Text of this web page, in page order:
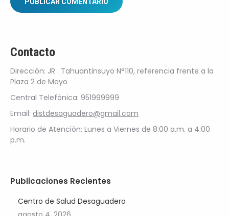
Contacto
Dirección: JR . Tahuantinsuyo N°110, referencia frente a la
Plaza 2 de Mayo
Central Telefónica: 951999999
Email: distdesaguadero@gmail.com
Horario de Atención: Lunes a Viernes de 8:00 a.m. a 4:00
p.m.
Publicaciones Recientes
Centro de Salud Desaguadero